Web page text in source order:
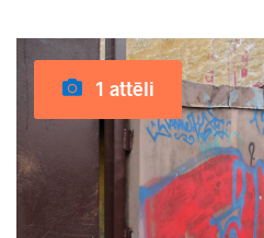
1 attēli